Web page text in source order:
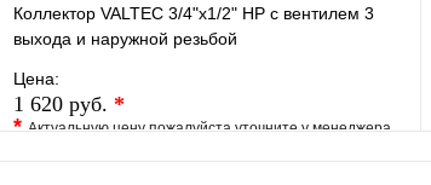
Коллектор VALTEC 3/4"х1/2" НР с вентилем 3
выхода и наружной резьбой
Цена:
1 620 руб. *
*Актуальную цену пожалуйста уточните у менеджера
В избранное Сравнение